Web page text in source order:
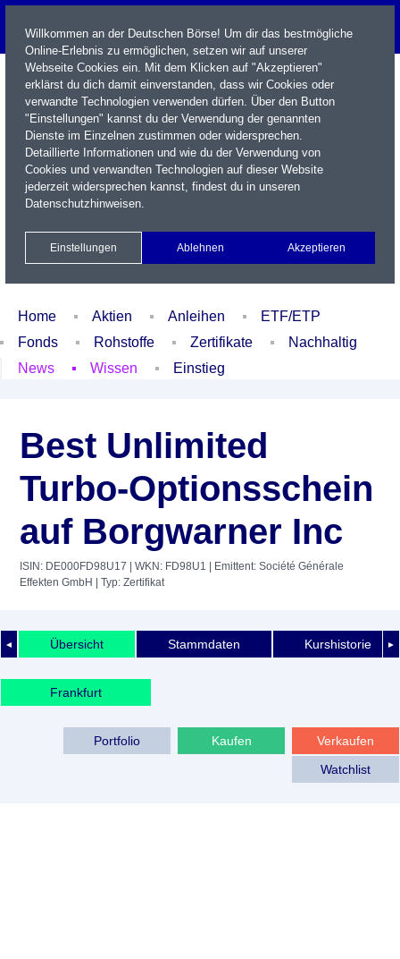
Name / WKN / ISIN / Kürzel
Xetra Realtime
Watchlist Portfolio Login
Home Aktien Anleihen
ETF/ETP
Fonds
Rohstoffe Zertifikate
Nachhaltig
News
Wissen Einstieg
Best Unlimited
Turbo-Optionsschein
auf Borgwarner Inc
ISIN: DE000FD98U17 | WKN: FD98U1 | Emittent: Société Générale
Effekten GmbH
| Typ: Zertifikat
◄ ►
Übersicht Stammdaten Kurshistorie
Frankfurt
Verkaufen
Kaufen
Portfolio
Watchlist
Willkommen an der Deutschen Börse! Um dir das bestmögliche
Online-Erlebnis zu ermöglichen, setzen wir auf unserer
Webseite Cookies ein. Mit dem Klicken auf "Akzeptieren"
erklärst du dich damit einverstanden, dass wir Cookies oder
verwandte Technologien verwenden dürfen. Über den Button
"Einstellungen" kannst du der Verwendung der genannten
Dienste im Einzelnen zustimmen oder widersprechen.
Detaillierte Informationen und wie du der Verwendung von
Cookies und verwandten Technologien auf dieser Website
jederzeit widersprechen kannst, findest du in unseren
Datenschutzhinweisen.
Einstellungen Ablehnen Akzeptieren